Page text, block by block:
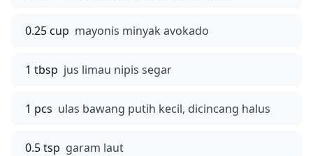
0.25 cup mayonis minyak avokado
1 tbsp jus limau nipis segar
1 pcs ulas bawang putih kecil, dicincang halus
0.5 tsp garam laut